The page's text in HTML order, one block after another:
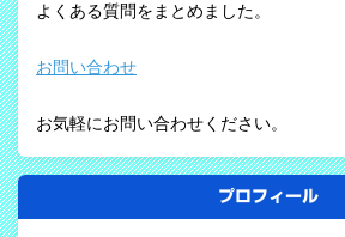
よくある質問をまとめました。
お問い合わせ
お気軽にお問い合わせください。
プロフィール